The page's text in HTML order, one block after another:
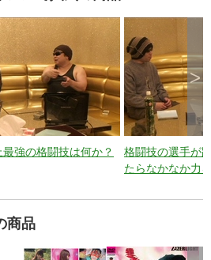
約1時間2分
ュー
ありません。
ンルで人気の商品
>